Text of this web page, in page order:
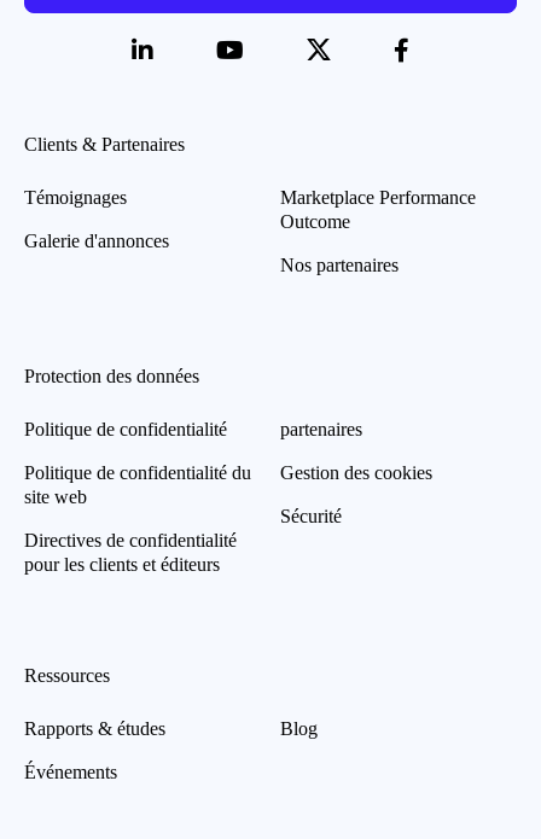
Clients & Partenaires
Témoignages
Galerie d'annonces
Marketplace Performance
Outcome
Nos partenaires
Protection des données
Politique de confidentialité
Politique de confidentialité du
site web
Directives de confidentialité
pour les clients et éditeurs
partenaires
Gestion des cookies
Sécurité
Ressources
Rapports & études
Événements
Blog